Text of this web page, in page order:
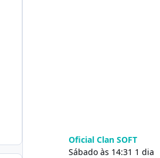
Oficial Clan SOFT
Sábado às 14:31 1 dia